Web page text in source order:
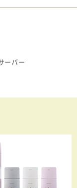
ーバー